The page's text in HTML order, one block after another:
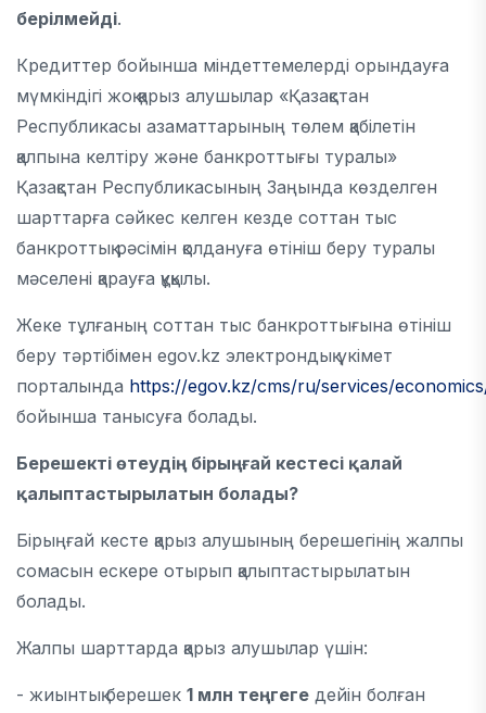
берілмейді.
Кредиттер бойынша мiндеттемелердi орындауға
мүмкiндiгi жоқ қарыз алушылар «Қазақстан
Республикасы азаматтарының төлем қабiлетiн
қалпына келтiру және банкроттығы туралы»
Қазақстан Республикасының Заңында көзделген
шарттарға сәйкес келген кезде соттан тыс
банкроттық рәсiмiн қолдануға өтiнiш беру туралы
мәселенi қарауға құқылы.
Жеке тұлғаның соттан тыс банкроттығына өтініш
беру тәртібімен egov.kz электрондық үкімет
порталында https://egov.kz/cms/ru/services/
бойынша танысуға болады.
Берешекті өтеудің бірыңғай кестесі қалай
қалыптастырылатын болады?
Бірыңғай кесте қарыз алушының берешегінің жалпы
сомасын ескере отырып қалыптастырылатын
болады.
Жалпы шарттарда қарыз алушылар үшін:
- жиынтық берешек 1 млн теңгеге дейін болған